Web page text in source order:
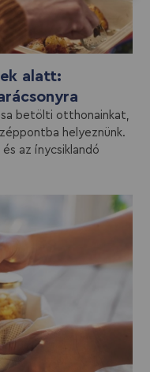
alatt:
betölti otthonainkat,
helyeznünk.
az ínycsiklandó